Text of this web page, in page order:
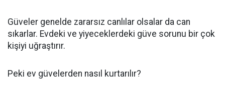
Güveler genelde zararsız canlılar olsalar da can
sıkarlar. Evdeki ve yiyeceklerdeki güve sorunu bir çok
kişiyi uğraştırır.
Peki ev güvelerden nasıl kurtarılır?